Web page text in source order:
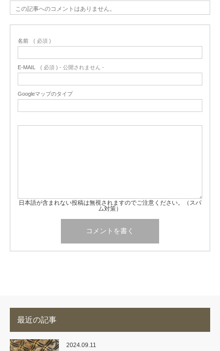
この記事へのコメントはありません。
名前 ( 必須 )
E-MAIL ( 必須 ) - 公開されません -
Googleマップのタイプ
日本語が含まれない投稿は無視されますのでご注意ください。（スパ
ム対策）
最近の記事
2024.09.11